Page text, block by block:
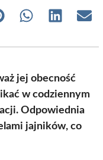
Share Share Share
jej obecność
w codziennym
Odpowiednia
jajników, co